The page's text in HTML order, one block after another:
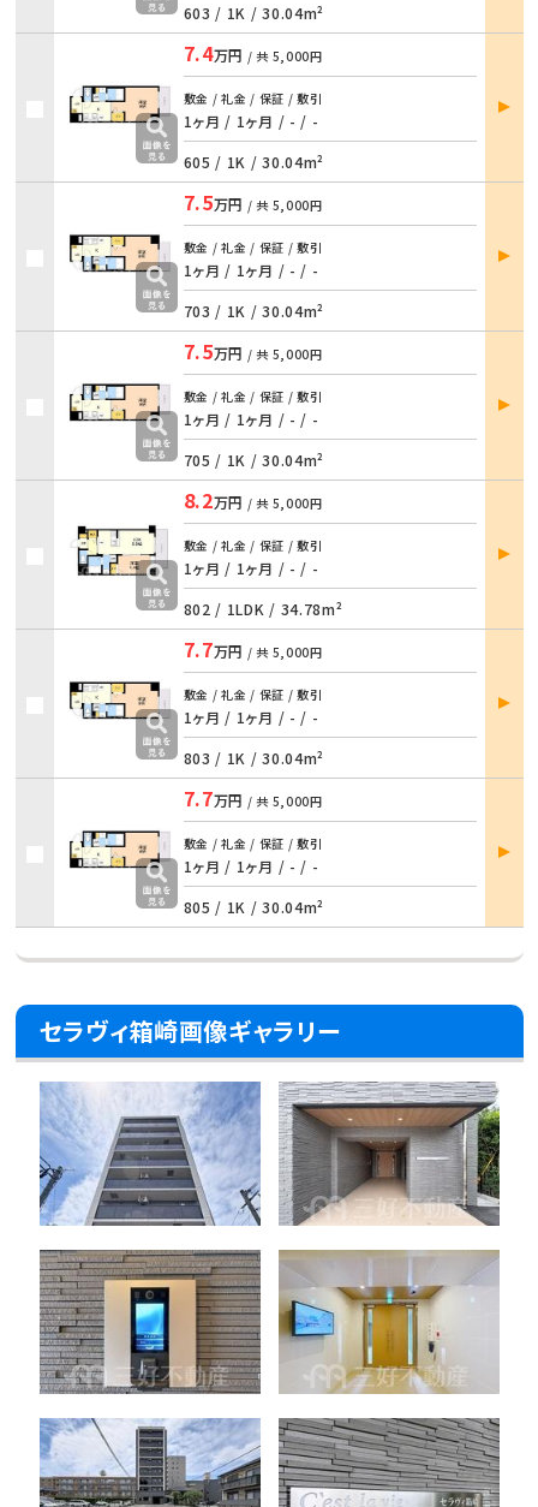
603 / 1K /30.04m²
7.4万円 / 共 5,000円
敷金 / 礼金 / 保証 / 敷引
1ヶ月 / 1ヶ月 / - / -
605 / 1K /30.04m²
部屋
詳細
7.5万円 / 共 5,000円
敷金 / 礼金 / 保証 / 敷引
1ヶ月 / 1ヶ月 / - / -
703 / 1K /30.04m²
部屋
詳細
7.5万円 / 共 5,000円
敷金 / 礼金 / 保証 / 敷引
1ヶ月 / 1ヶ月 / - / -
705 / 1K /30.04m²
部屋
詳細
8.2万円 / 共 5,000円
敷金 / 礼金 / 保証 / 敷引
1ヶ月 / 1ヶ月 / - / -
802 / 1LDK / 34.78m²
部屋
詳細
7.7万円 / 共 5,000円
敷金 / 礼金 / 保証 / 敷引
1ヶ月 / 1ヶ月 / - / -
803 / 1K /30.04m²
部屋
詳細
7.7万円 / 共 5,000円
敷金 / 礼金 / 保証 / 敷引
1ヶ月 / 1ヶ月 / - / -
805 / 1K /30.04m²
部屋
詳細
セラヴィ箱崎画像ギャラリー